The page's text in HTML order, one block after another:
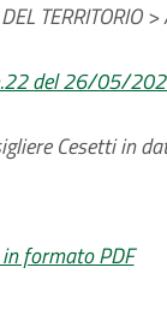
TERRITORIO
del 26/05/
Cesetti in
formato PDF